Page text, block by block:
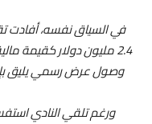
في السياق نفسه، أفادت
2.4 مليون دولار كقيمة
وصول عرض رسمي يليق
ورغم تلقي النادي